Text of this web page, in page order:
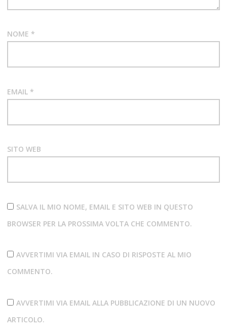
NOME *
EMAIL *
SITO WEB
SALVA IL MIO NOME, EMAIL E SITO WEB IN QUESTO
BROWSER PER LA PROSSIMA VOLTA CHE COMMENTO.
AVVERTIMI VIA EMAIL IN CASO DI RISPOSTE AL MIO
COMMENTO.
AVVERTIMI VIA EMAIL ALLA PUBBLICAZIONE DI UN NUOVO
ARTICOLO.